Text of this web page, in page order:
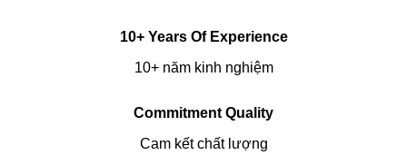
10+ Years Of Experience
10+ năm kinh nghiệm
Commitment Quality
Cam kết chất lượng